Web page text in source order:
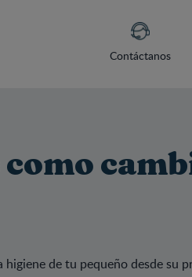
Contáctanos
como
de tu pequeño desde su